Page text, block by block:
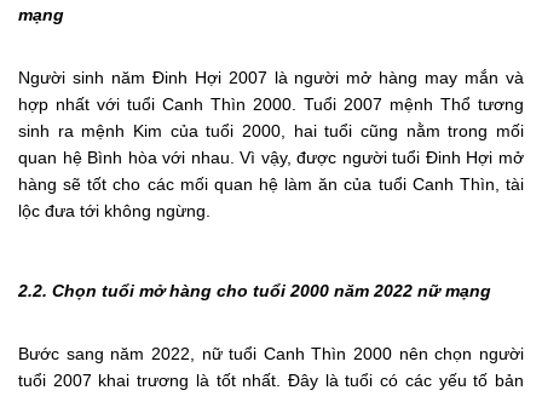
mạng
Người sinh năm Đinh Hợi 2007 là người mở hàng may mắn và
hợp nhất với tuổi Canh Thìn 2000. Tuổi 2007 mệnh Thổ tương
sinh ra mệnh Kim của tuổi 2000, hai tuổi cũng nằm trong mối
quan hệ Bình hòa với nhau. Vì vậy, được người tuổi Đinh Hợi mở
hàng sẽ tốt cho các mối quan hệ làm ăn của tuổi Canh Thìn, tài
lộc đưa tới không ngừng.
2.2. Chọn tuổi mở hàng cho tuổi 2000 năm 2022 nữ mạng
Bước sang năm 2022, nữ tuổi Canh Thìn 2000 nên chọn người
tuổi 2007 khai trương là tốt nhất. Đây là tuổi có các yếu tố bản